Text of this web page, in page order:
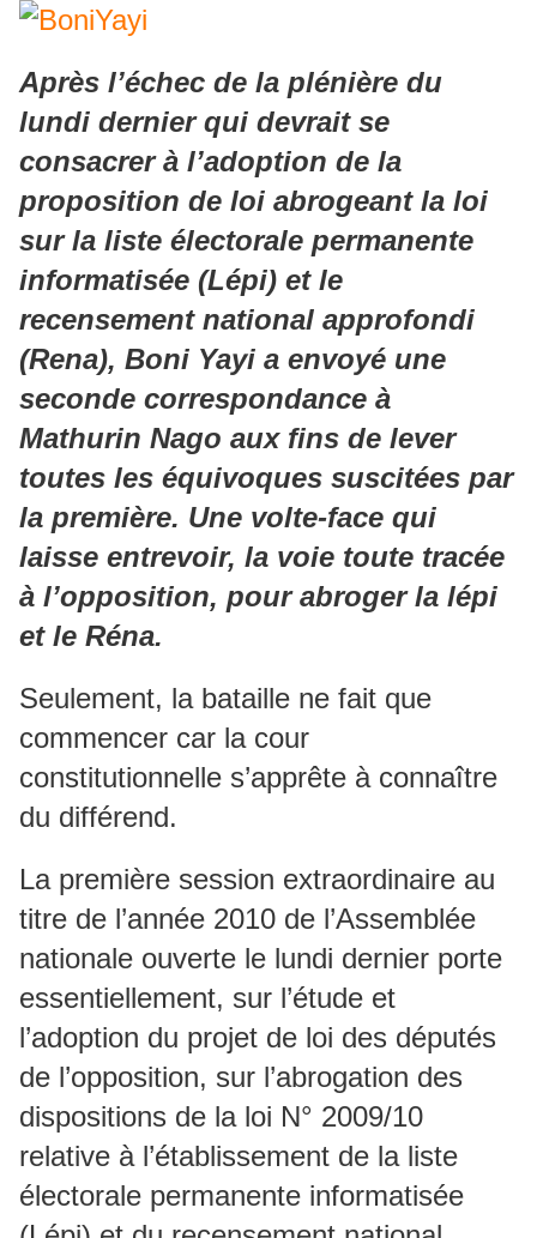
Après l’échec de la plénière du
lundi dernier qui devrait se
consacrer à l’adoption de la
proposition de loi abrogeant la loi
sur la liste électorale permanente
informatisée (Lépi) et le
recensement national approfondi
(Rena), Boni Yayi a envoyé une
seconde correspondance à
Mathurin Nago aux fins de lever
toutes les équivoques suscitées par
la première. Une volte-face qui
laisse entrevoir, la voie toute tracée
à l’opposition, pour abroger la lépi
et le Réna.
Seulement, la bataille ne fait que
commencer car la cour
constitutionnelle s’apprête à connaître
du différend.
La première session extraordinaire au
titre de l’année 2010 de l’Assemblée
nationale ouverte le lundi dernier porte
essentiellement, sur l’étude et
l’adoption du projet de loi des députés
de l’opposition, sur l’abrogation des
dispositions de la loi N° 2009/10
relative à l’établissement de la liste
électorale permanente informatisée